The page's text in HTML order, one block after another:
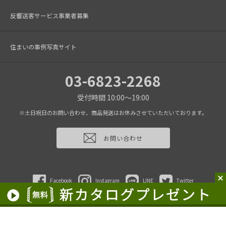
反響送客サービス事業者募集
住まいの事例写真サイト
03-6823-2268
受付時間 10:00～19:00
※土日祝日のお問い合わせ、商品発送はお休みさせていただいております。
お問い合わせ
Facebook Instagram LINE Twitter